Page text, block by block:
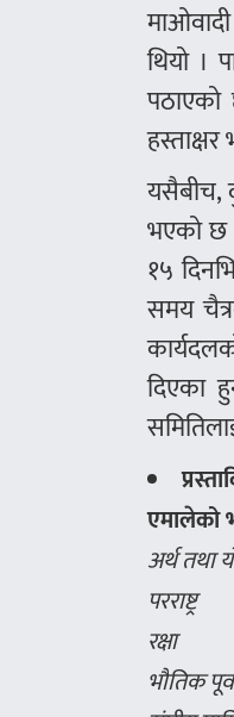
थियो ।
यसैबीच,
भएको छ
१५
समय
दिएका
एमालेको
अर्थ तथा
परराष्ट्र
रक्षा
भौतिक